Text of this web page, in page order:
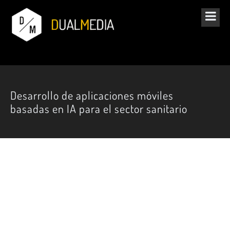
Desarrollo de aplicaciones móviles
basadas en IA para el sector sanitario